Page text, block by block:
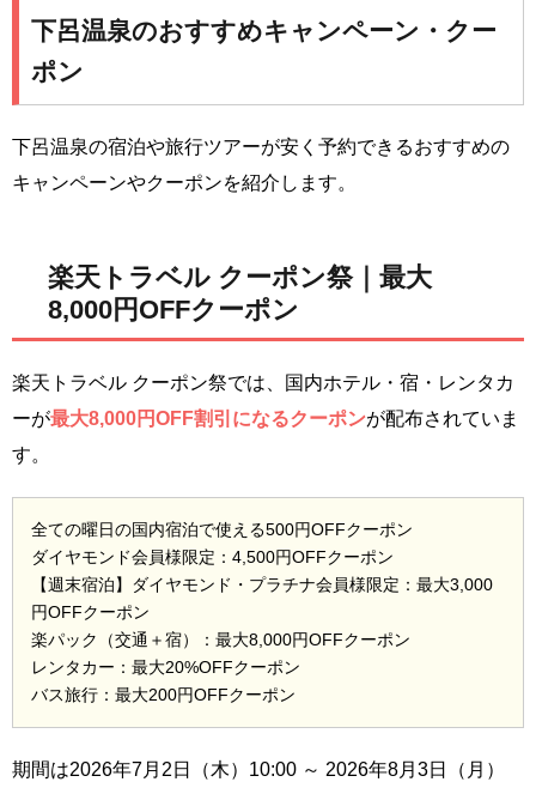
下呂温泉のおすすめキャンペーン・クー
ポン
下呂温泉の宿泊や旅行ツアーが安く予約できるおすすめの
キャンペーンやクーポンを紹介します。
楽天トラベル クーポン祭｜最大
8,000円OFFクーポン
楽天トラベル クーポン祭では、国内ホテル・宿・レンタカ
ーが最大8,000円OFF割引になるクーポンが配布されていま
す。
全ての曜日の国内宿泊で使える500円OFFクーポン
ダイヤモンド会員様限定：4,500円OFFクーポン
【週末宿泊】ダイヤモンド・プラチナ会員様限定：最大3,000
円OFFクーポン
楽パック（交通＋宿）：最大8,000円OFFクーポン
レンタカー：最大20%OFFクーポン
バス旅行：最大200円OFFクーポン
期間は2026年7月2日（木）10:00 ～ 2026年8月3日（月）